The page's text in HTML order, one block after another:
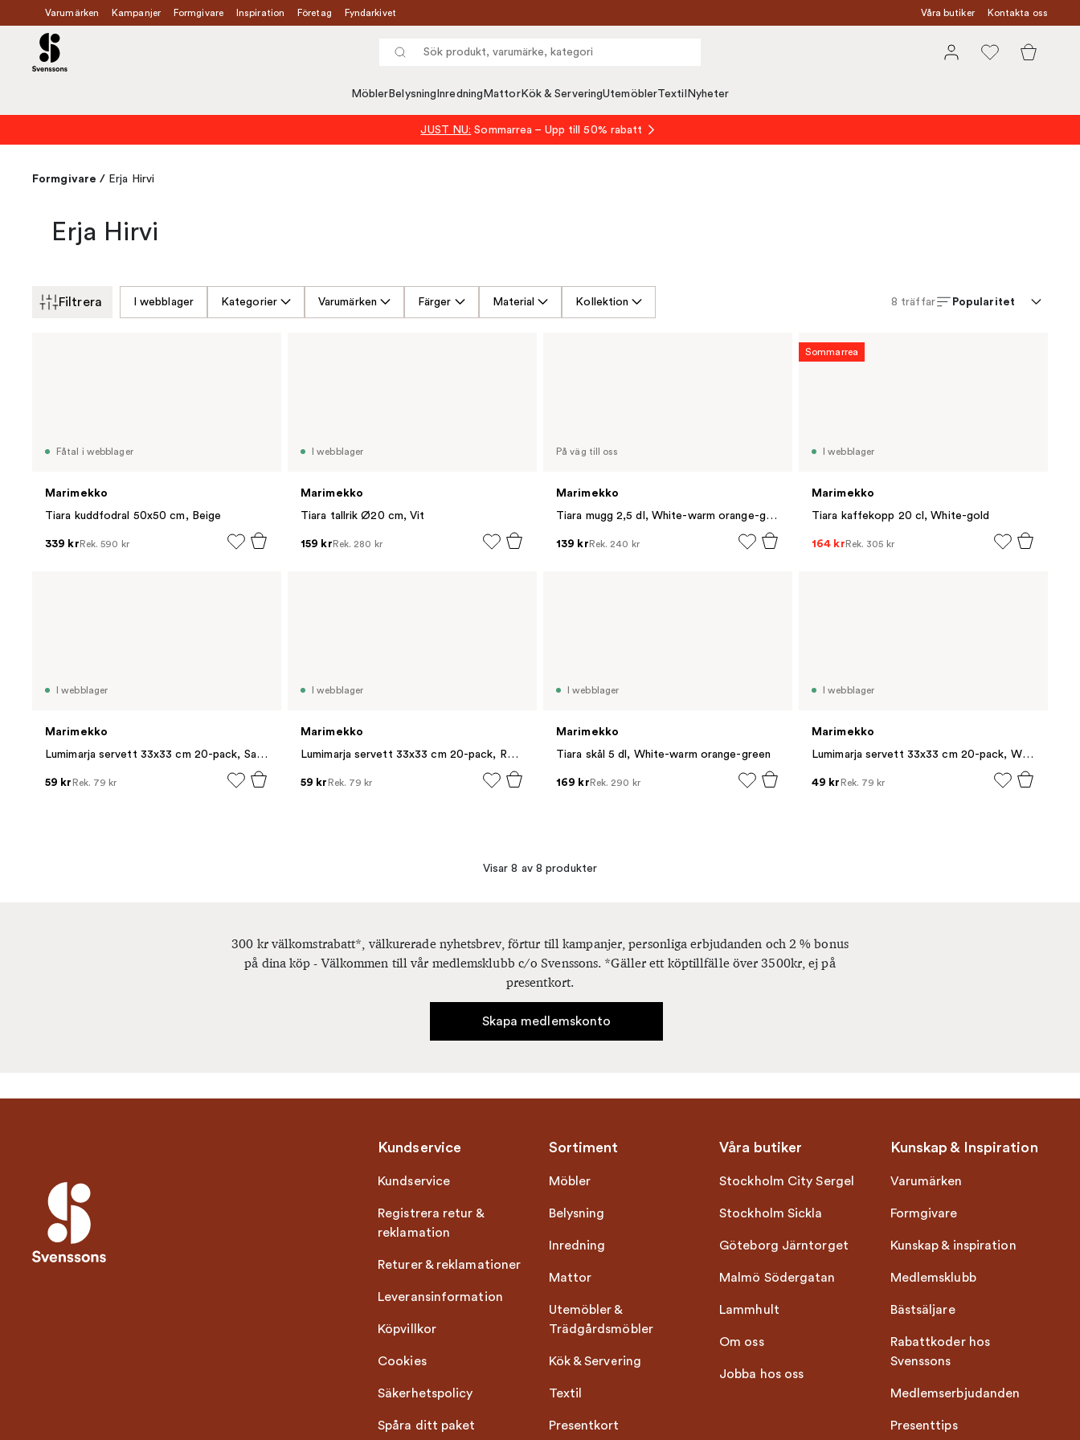
Varumärken Kampanjer Formgivare Inspiration Företag Fyndarkivet Våra butiker Kontakta oss
Möbler Belysning Inredning MattorKök & ServeringUtemöblerTextil Nyheter
JUST NU: Sommarrea – Upp till 50% rabatt
Formgivare / Erja Hirvi
Erja Hirvi
Filtrera I webblager Kategorier Varumärken Färger Material Kollektion 8 träffar Popularitet
Fåtal i webblager
Marimekko
Tiara kuddfodral 50x50 cm, Beige
339 kr Rek.590 kr
I webblager
Marimekko
Tiara tallrik Ø20 cm, Vit
159 kr Rek. 280 kr
På väg till oss
Marimekko
Tiara mugg 2,5 dl, White-warm orange-green
139 kr Rek. 240 kr
I webblager
Marimekko
Tiara kaffekopp 20 cl, White-gold
164 kr Rek. 305 kr
Sommarrea
I webblager
Marimekko
Lumimarja servett 33x33 cm 20-pack, Sage
59 kr Rek. 79 kr
I webblager
Marimekko
Lumimarja servett 33x33 cm 20-pack, Rose
59 kr Rek. 79 kr
I webblager
Marimekko
Tiara skål 5 dl, White-warm orange-green
169 kr Rek. 290 kr
I webblager
Marimekko
Lumimarja servett 33x33 cm 20-pack, White
49 kr Rek. 79 kr
Visar 8 av 8 produkter
300 kr välkomstrabatt*, välkurerade nyhetsbrev, förtur till kampanjer, personliga erbjudanden och 2 % bonus
på dina köp - Välkommen till vår medlemsklubb c/o Svenssons. *Gäller ett köptillfälle över 3500kr, ej på
presentkort.
Skapa medlemskonto
Kundservice
Kundservice
Registrera retur &
reklamation
Returer & reklamationer
Leveransinformation
Köpvillkor
Cookies
Säkerhetspolicy
Spåra ditt paket
Sortiment
Möbler
Belysning
Inredning
Mattor
Utemöbler &
Trädgårdsmöbler
Kök & Servering
Textil
Presentkort
Våra butiker
Stockholm City Sergel
Stockholm Sickla
Göteborg Järntorget
Malmö Södergatan
Lammhult
Om oss
Jobba hos oss
Kunskap & Inspiration
Varumärken
Formgivare
Kunskap & inspiration
Medlemsklubb
Bästsäljare
Rabattkoder hos
Svenssons
Medlemserbjudanden
Presenttips